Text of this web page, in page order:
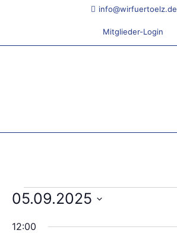
info@wirfuertoelz.de
Mitglieder-Login
Veranstaltungen
für
05.09.2025
wählen.
12:00